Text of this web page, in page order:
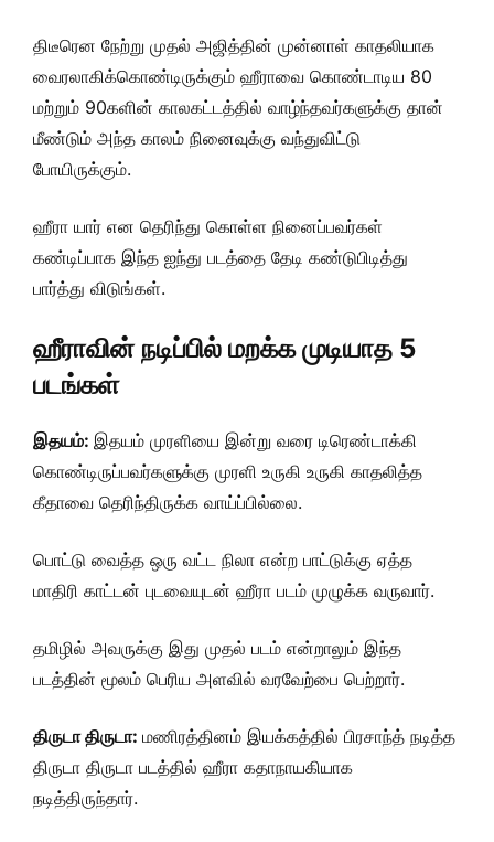
திடீரென நேற்று முதல் அஜித்தின் முன்னாள் காதலியாக
வைரலாகிக்கொண்டிருக்கும் ஹீராவை கொண்டாடிய 80
மற்றும் 90களின் காலகட்டத்தில் வாழ்ந்தவர்களுக்கு தான்
மீண்டும் அந்த காலம் நினைவுக்கு வந்துவிட்டு
போயிருக்கும்.
ஹீரா யார் என தெரிந்து கொள்ள நினைப்பவர்கள்
கண்டிப்பாக இந்த ஐந்து படத்தை தேடி கண்டுபிடித்து
பார்த்து விடுங்கள்.
ஹீராவின் நடிப்பில் மறக்க முடியாத 5
படங்கள்
இதயம்: இதயம் முரளியை இன்று வரை டிரெண்டாக்கி
கொண்டிருப்பவர்களுக்கு முரளி உருகி உருகி காதலித்த
கீதாவை தெரிந்திருக்க வாய்ப்பில்லை.
பொட்டு வைத்த ஒரு வட்ட நிலா என்ற பாட்டுக்கு ஏத்த
மாதிரி காட்டன் புடவையுடன் ஹீரா படம் முழுக்க வருவார்.
தமிழில் அவருக்கு இது முதல் படம் என்றாலும் இந்த
படத்தின் மூலம் பெரிய அளவில் வரவேற்பை பெற்றார்.
திருடா திருடா: மணிரத்தினம் இயக்கத்தில் பிரசாந்த் நடித்த
திருடா திருடா படத்தில் ஹீரா கதாநாயகியாக
நடித்திருந்தார்.